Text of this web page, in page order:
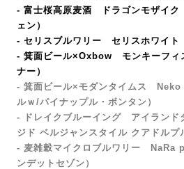
- 富士桜高原麦酒 ドラゴンモザイク
ェン）
- セリスブルワリー セリスホワイト
- 箕面ビール×Oxbow モンキーフィ
ナー）
- 箕面ビール×モダンタイムス
ルｗ/パイナップル・ボンタン）
- ドレイクブルーイング アイランド
ジド ベルジャンスタイル クアドルプ
- 麦雑穀マイクロブルワリー
NaRa
ンデットセゾン）